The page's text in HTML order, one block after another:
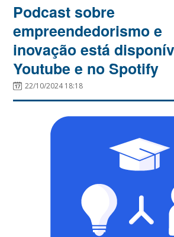
Podcast sobre
empreendedorismo e
inovação está
Youtube e no Spotify
22/10/2024 18:18